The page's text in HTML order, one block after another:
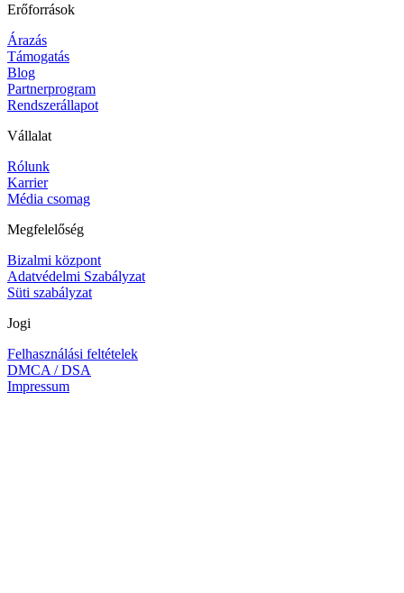
Erőforrások
Árazás
Támogatás
Blog
Partnerprogram
Rendszerállapot
Vállalat
Rólunk
Karrier
Média csomag
Megfelelőség
Bizalmi központ
Adatvédelmi Szabályzat
Süti szabályzat
Jogi
Felhasználási feltételek
DMCA / DSA
Impressum